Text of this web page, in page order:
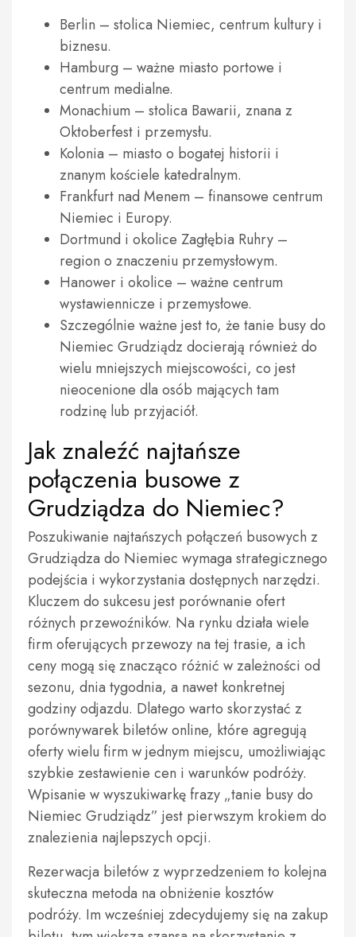
Berlin – stolica Niemiec, centrum kultury i
biznesu.
Hamburg – ważne miasto portowe i
centrum medialne.
Monachium – stolica Bawarii, znana z
Oktoberfest i przemysłu.
Kolonia – miasto o bogatej historii i
znanym kościele katedralnym.
Frankfurt nad Menem – finansowe centrum
Niemiec i Europy.
Dortmund i okolice Zagłębia Ruhry –
region o znaczeniu przemysłowym.
Hanower i okolice – ważne centrum
wystawiennicze i przemysłowe.
Szczególnie ważne jest to, że tanie busy do
Niemiec Grudziądz docierają również do
wielu mniejszych miejscowości, co jest
nieocenione dla osób mających tam
rodzinę lub przyjaciół.
Jak znaleźć najtańsze
połączenia busowe z
Grudziądza do Niemiec?
Poszukiwanie najtańszych połączeń busowych z
Grudziądza do Niemiec wymaga strategicznego
podejścia i wykorzystania dostępnych narzędzi.
Kluczem do sukcesu jest porównanie ofert
różnych przewoźników. Na rynku działa wiele
firm oferujących przewozy na tej trasie, a ich
ceny mogą się znacząco różnić w zależności od
sezonu, dnia tygodnia, a nawet konkretnej
godziny odjazdu. Dlatego warto skorzystać z
porównywarek biletów online, które agregują
oferty wielu firm w jednym miejscu, umożliwiając
szybkie zestawienie cen i warunków podróży.
Wpisanie w wyszukiwarkę frazy „tanie busy do
Niemiec Grudziądz” jest pierwszym krokiem do
znalezienia najlepszych opcji.
Rezerwacja biletów z wyprzedzeniem to kolejna
skuteczna metoda na obniżenie kosztów
podróży. Im wcześniej zdecydujemy się na zakup